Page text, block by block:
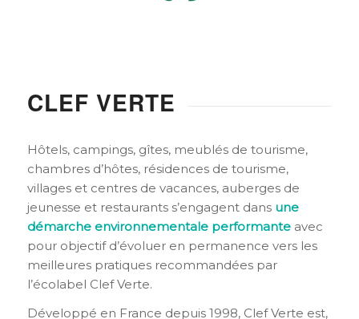
CLEF VERTE
Hôtels, campings, gîtes, meublés de tourisme,
chambres d’hôtes, résidences de tourisme,
villages et centres de vacances, auberges de
jeunesse et restaurants s’engagent dans une
démarche environnementale performante avec
pour objectif d’évoluer en permanence vers les
meilleures pratiques recommandées par
l’écolabel Clef Verte.
Développé en France depuis 1998, Clef Verte est,